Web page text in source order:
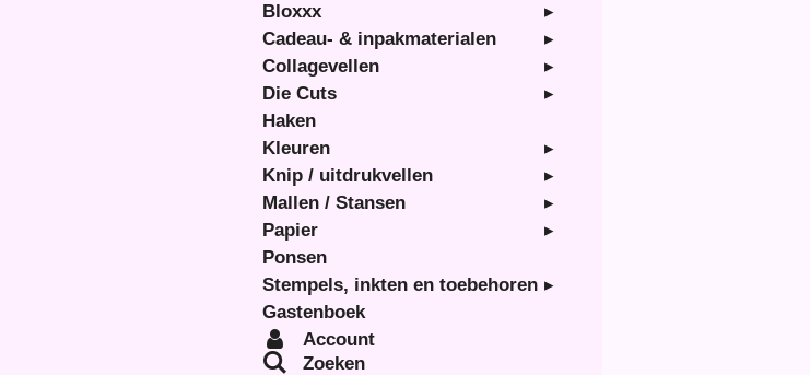
Bloxxx
Cadeau- & inpakmaterialen
Collagevellen
Die Cuts
Haken
Kleuren
Knip / uitdrukvellen
Mallen / Stansen
Papier
Ponsen
Stempels, inkten en toebehoren
Gastenboek
Account
Zoeken